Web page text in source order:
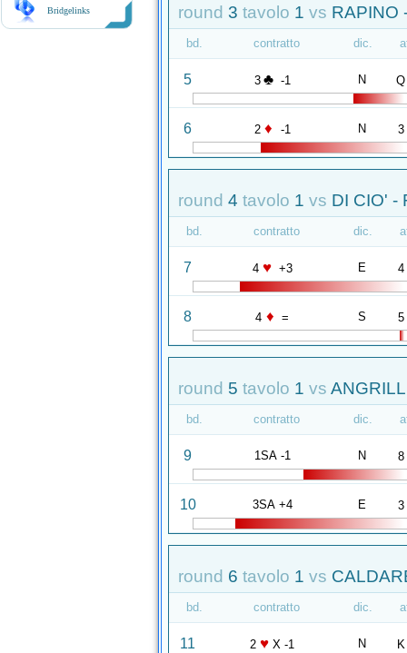
Bridgelinks round 3 tavolo 1 vs RAPINO
bd. contratto dic.
5 3 ♣ -1 N Q
6 2 ♦ -1 N 3
round 4 tavolo 1 vs DI CIO' -
bd. contratto dic.
7 4 ♥ +3 E 4
8 4 ♦ = S 5
round 5 tavolo 1 vs
bd. contratto dic.
9 1SA -1 N 8
10 3SA +4 E 3
round 6 tavolo 1 vs
bd. contratto dic.
11 2 ♥ X -1 N K